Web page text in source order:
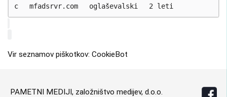
c mfadsrvr.com oglaševalski 2 leti
Vir seznamov piškotkov: CookieBot
PAMETNI MEDIJI, založništvo medijev, d.o.o.